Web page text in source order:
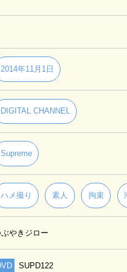
2014年11月1日
DIGITAL CHANNEL
Supreme
ハメ撮り 素人 拘束
やきジロー
SUPD122